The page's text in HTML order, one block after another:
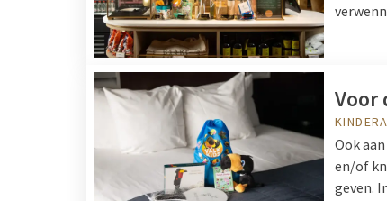
Voor
Ook
en/of
geven.